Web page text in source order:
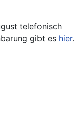
telefonisch
gibt es hier.